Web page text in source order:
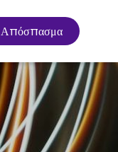
Απόσπασμα